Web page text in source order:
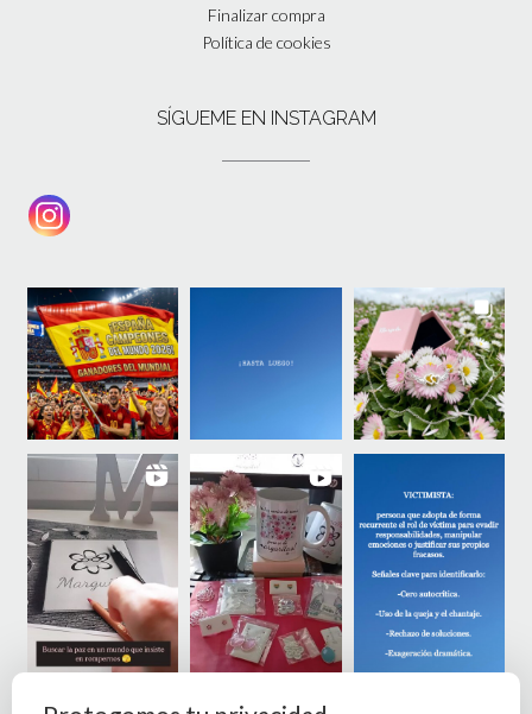
Finalizar compra
Política de cookies
SÍGUEME EN INSTAGRAM